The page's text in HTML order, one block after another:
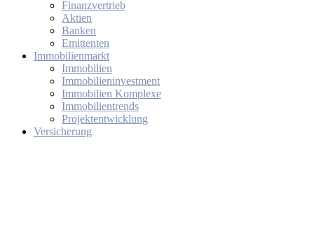
Finanzvertrieb
Aktien
Banken
Emittenten
Immobilienmarkt
Immobilien
Immobilieninvestment
Immobilien Komplexe
Immobilientrends
Projektentwicklung
Versicherung